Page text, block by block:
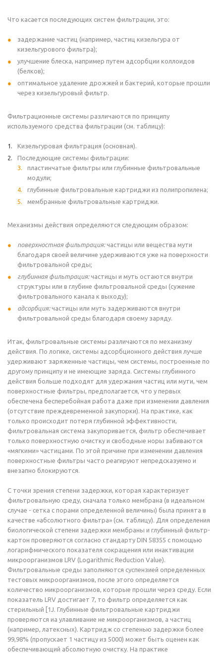
Что касается последующих систем фильтрации, это:
задержание частиц (например, частиц кизельгура от
кизельгурового фильтра);
улучшение блеска, например путем адсорбции коллоидов
(белков);
оптимальное удаление дрожжей и бактерий, которые прошли
через кизельгуровый фильтр.
Фильтрационные системы различаются по принципу
используемого средства фильтрации (см. таблицу):
Кизельгуровая фильтрация (основная).
Последующие системы фильтрации:
пластинчатые фильтры или глубинные фильтровальные
модули;
глубинные фильтровальные картриджи из полипропилена;
мембранные фильтровальные картриджи.
Механизмы действия определяются следующим образом:
поверхностная фильтрация:частицы или вещества мути
благодаря своей величине удерживаются уже на поверхности
фильтровальной среды;
глубинная фильтрация:частицы и муть остаются внутри
структуры или в глубине фильтровальной среды (сужение
фильтровального канала к выходу);
адсорбция:частицы или муть задерживаются внутри
фильтровальной среды благодаря своему заряду.
Итак, фильтровальные системы различаются по механизму
действия. По логике, системы адсорбционного действия лучше
удерживают заряженные частицы, чем системы, построенные по
другому принципу и не имеющие заряда. Системы глубинного
действия больше подходят для удержания частиц или мути, чем
поверхностные фильтры, предполагается, что у первых
обеспечена бесперебойная работа даже при изменении давления
(отсутствие преждевременной закупорки). На практике, как
только происходит потеря глубинной эффективности,
фильтровальная система закупоривается, фильтр обеспечивает
только поверхностную очистку и свободные норы забиваются
«мягкими» частицами. По этой причине при изменении давления
поверхностные фильтры часто реагируют непредсказуемо и
внезапно блокируются.
С точки зрения степени задержки, которая характеризует
фильтровальную среду, сначала только мембрана (в идеальном
случае - сетка с порами определенной величины) была принята в
качестве «абсолютного фильтра» (см. таблицу). Для определения
биологической степени задержки мембраны и глубинный фильтр-
картон проверяются согласно стандарту DIN 58355 с помощью
логарифмического показателя сокращения или инактивации
микроорганизмов LRV (Logarithmic Reduction Value).
Фильтровальные среды заполняются суспензией определенных
тестовых микроорганизмов, после этого определяется
количество микроорганизмов, которые прошли через среду. Если
показатель LRV достигает 7, то фильтр определяется как
стерильный [1J. Глубинные фильтровальные картриджи
проверяются иа улавливание не микроорганизмов, а частиц
(например, латексных). Картридж со степенью задержки более
99,98% (пропускает 1 частицу из 5000) может быть оценен как
обеспечивающий абсолютную очистку. На практике